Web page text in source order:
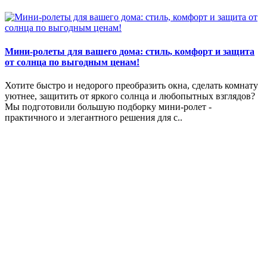
Мини-ролеты для вашего дома: стиль, комфорт и защита
от солнца по выгодным ценам!
Хотите быстро и недорого преобразить окна, сделать комнату
уютнее, защитить от яркого солнца и любопытных взглядов?
Мы подготовили большую подборку мини-ролет -
практичного и элегантного решения для с..